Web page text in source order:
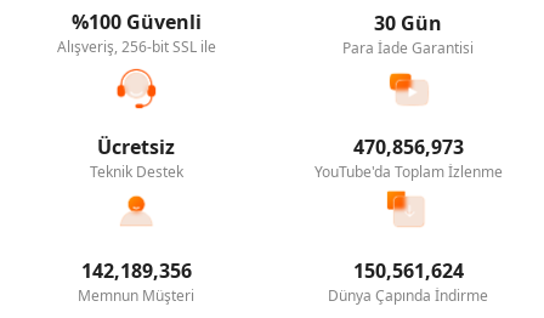
%100 Güvenli
Alışveriş, 256-bit SSL ile
30 Gün
Para İade Garantisi
Ücretsiz
Teknik Destek
470,856,973
YouTube'da Toplam İzlenme
142,189,356
Memnun Müşteri
150,561,624
Dünya Çapında İndirme